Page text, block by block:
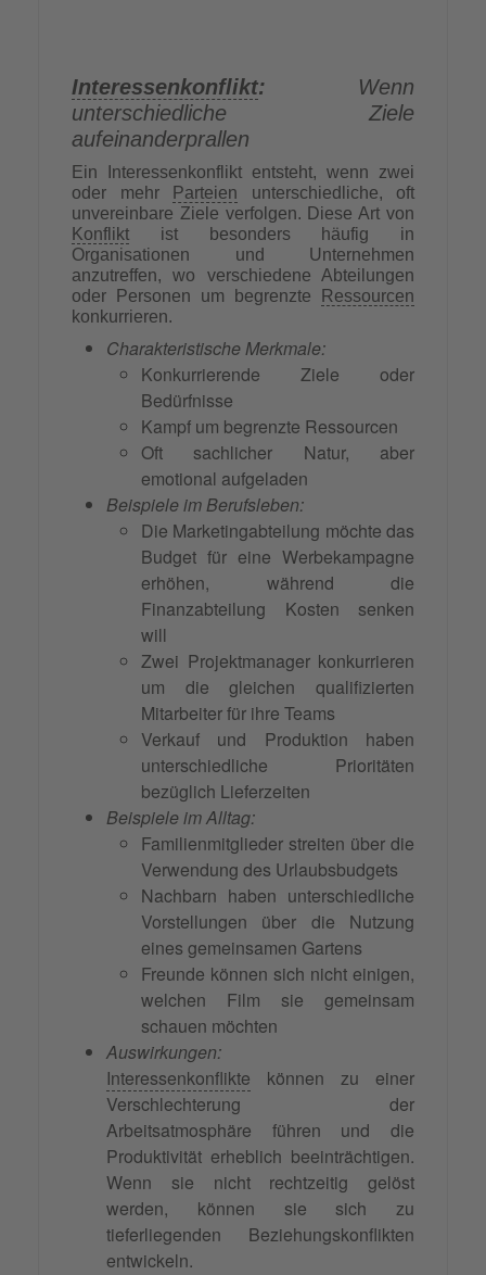
Interessenkonflikt: Wenn
unterschiedliche Ziele
aufeinanderprallen
Ein Interessenkonflikt entsteht, wenn zwei
oder mehr
Parteien unterschiedliche, oft
unvereinbare Ziele verfolgen. Diese Art von
Konflikt ist besonders häufig in
Organisationen und Unternehmen
anzutreffen, wo verschiedene Abteilungen
oder Personen um begrenzte
Ressourcen
konkurrieren.
Charakteristische Merkmale:
Konkurrierende Ziele oder
Bedürfnisse
Kampf um begrenzte Ressourcen
Oft sachlicher Natur, aber
emotional aufgeladen
Beispiele im Berufsleben:
Die Marketingabteilung möchte das
Budget für eine Werbekampagne
erhöhen, während die
Finanzabteilung Kosten senken
will
Zwei Projektmanager konkurrieren
um die gleichen qualifizierten
Mitarbeiter für ihre Teams
Verkauf und Produktion haben
unterschiedliche Prioritäten
bezüglich Lieferzeiten
Beispiele im Alltag:
Familienmitglieder streiten über die
Verwendung des Urlaubsbudgets
Nachbarn haben unterschiedliche
Vorstellungen über die Nutzung
eines gemeinsamen Gartens
Freunde können sich nicht einigen,
welchen Film sie gemeinsam
schauen möchten
Auswirkungen:
Interessenkonflikte können zu einer
Verschlechterung der
Arbeitsatmosphäre führen und die
Produktivität erheblich beeinträchtigen.
Wenn sie nicht rechtzeitig gelöst
werden, können sie sich zu
tieferliegenden Beziehungskonflikten
entwickeln.